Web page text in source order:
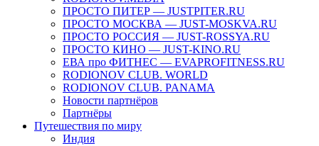
ПРОСТО ПИТЕР — JUSTPITER.RU
ПРОСТО МОСКВА — JUST-MOSKVA.RU
ПРОСТО РОССИЯ — JUST-ROSSYA.RU
ПРОСТО КИНО — JUST-KINO.RU
ЕВА про ФИТНЕС — EVAPROFITNESS.RU
RODIONOV CLUB. WORLD
RODIONOV CLUB. PANAMA
Новости партнёров
Партнёры
Путешествия по миру
Индия